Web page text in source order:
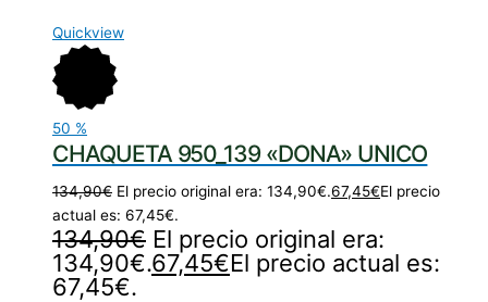
Quickview
50 %
CHAQUETA 950_139 «DONA» UNICO
134,90€ El precio original era: 134,90€.67,45€El precio
actual es: 67,45€.
134,90€ El precio original era:
134,90€.67,45€El precio actual es:
67,45€.